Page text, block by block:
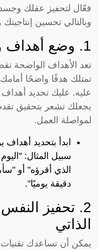
فعّال لتحفيز عقلك
وبالتالي تحسين
1. وضع أهداف واضحة
تعد الأهداف الواضحة
تمتلك هدفًا واضحًا
عليه. عليك تحديد أهداف
يجعلك تشعر بتحقيق
لمواصلة العمل.
ابدأ بتحديد
سبيل المثال:
دقيقة يوميًا".
2. تحفيز النفس
الذاتي
يمكن أن تساعدك تقنيات